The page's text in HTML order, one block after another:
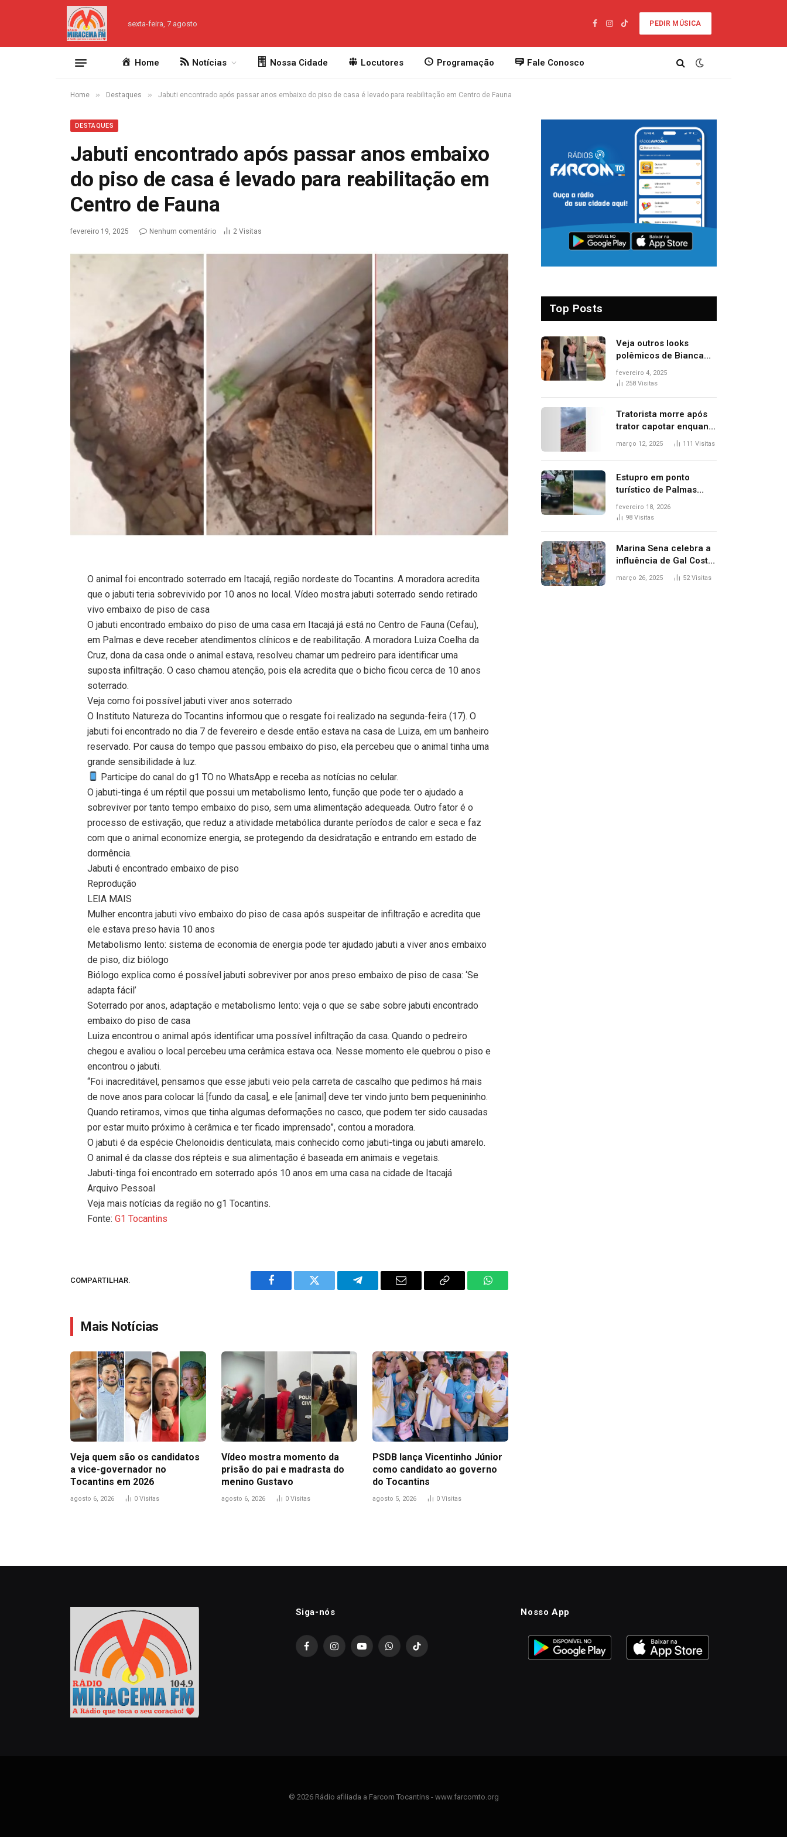
sexta-feira, 7 agosto
Facebook
Instagram
TikTok
PEDIR MÚSICA
Home Notícias Nossa Cidade Locutores Programação Fale Conosco
Home » Destaques » Jabuti encontrado após passar anos embaixo do piso de casa é levado para reabilitação em Centro de Fauna
DESTAQUES
Jabuti encontrado após passar anos embaixo
do piso de casa é levado para reabilitação em
Centro de Fauna
fevereiro 19, 2025 Nenhum comentário 2 Visitas
O animal foi encontrado soterrado em Itacajá, região nordeste do Tocantins. A moradora acredita
que o jabuti teria sobrevivido por 10 anos no local. Vídeo mostra jabuti soterrado sendo retirado
vivo embaixo de piso de casa
O jabuti encontrado embaixo do piso de uma casa em Itacajá já está no Centro de Fauna (Cefau),
em Palmas e deve receber atendimentos clínicos e de reabilitação. A moradora Luiza Coelha da
Cruz, dona da casa onde o animal estava, resolveu chamar um pedreiro para identificar uma
suposta infiltração. O caso chamou atenção, pois ela acredita que o bicho ficou cerca de 10 anos
soterrado.
Veja como foi possível jabuti viver anos soterrado
O Instituto Natureza do Tocantins informou que o resgate foi realizado na segunda-feira (17). O
jabuti foi encontrado no dia 7 de fevereiro e desde então estava na casa de Luiza, em um banheiro
reservado. Por causa do tempo que passou embaixo do piso, ela percebeu que o animal tinha uma
grande sensibilidade à luz.
Participe do canal do g1 TO no WhatsApp e receba as notícias no celular.
O jabuti-tinga é um réptil que possui um metabolismo lento, função que pode ter o ajudado a
sobreviver por tanto tempo embaixo do piso, sem uma alimentação adequeada. Outro fator é o
processo de estivação, que reduz a atividade metabólica durante períodos de calor e seca e faz
com que o animal economize energia, se protegendo da desidratação e entrando em estado de
dormência.
Jabuti é encontrado embaixo de piso
Reprodução
LEIA MAIS
Mulher encontra jabuti vivo embaixo do piso de casa após suspeitar de infiltração e acredita que
ele estava preso havia 10 anos
Metabolismo lento: sistema de economia de energia pode ter ajudado jabuti a viver anos embaixo
de piso, diz biólogo
Biólogo explica como é possível jabuti sobreviver por anos preso embaixo de piso de casa: ‘Se
adapta fácil’
Soterrado por anos, adaptação e metabolismo lento: veja o que se sabe sobre jabuti encontrado
embaixo do piso de casa
Luiza encontrou o animal após identificar uma possível infiltração da casa. Quando o pedreiro
chegou e avaliou o local percebeu uma cerâmica estava oca. Nesse momento ele quebrou o piso e
encontrou o jabuti.
“Foi inacreditável, pensamos que esse jabuti veio pela carreta de cascalho que pedimos há mais
de nove anos para colocar lá [fundo da casa], e ele [animal] deve ter vindo junto bem pequenininho.
Quando retiramos, vimos que tinha algumas deformações no casco, que podem ter sido causadas
por estar muito próximo à cerâmica e ter ficado imprensado”, contou a moradora.
O jabuti é da espécie Chelonoidis denticulata, mais conhecido como jabuti-tinga ou jabuti amarelo.
O animal é da classe dos répteis e sua alimentação é baseada em animais e vegetais.
Jabuti-tinga foi encontrado em soterrado após 10 anos em uma casa na cidade de Itacajá
Arquivo Pessoal
Veja mais notícias da região no g1 Tocantins.
Fonte:G1 Tocantins
COMPARTILHAR.
Facebook Twitter Telegram Email
Copy
WhatsApp
Mais Notícias
Veja quem são os candidatos
a vice-governador no
Tocantins em 2026
agosto 6, 2026 0 Visitas
Vídeo mostra momento da
prisão do pai e madrasta do
menino Gustavo
agosto 6, 2026 0 Visitas
PSDB lança Vicentinho Júnior
como candidato ao governo
do Tocantins
agosto 5, 2026 0 Visitas
Top Posts
Veja outros looks
polêmicos de Bianca
Censori, esposa de
Kanye West que
fevereiro 4, 2025
258 Visitas
Tratorista morre após
trator capotar enquanto
removia vegetação em
março 12, 2025 111 Visitas
Estupro em ponto
turístico de Palmas
ocorreu em frente à
viatura e base de
fevereiro 18, 2026
98 Visitas
Marina Sena celebra a
influência de Gal Costa
na arte do álbum
março 26, 2025 52Visitas
Siga-nós
FacebookInstagramYouTubeWhatsAppTikTok
Nosso App
© 2026 Rádio afiliada a Farcom Tocantins - www.farcomto.org